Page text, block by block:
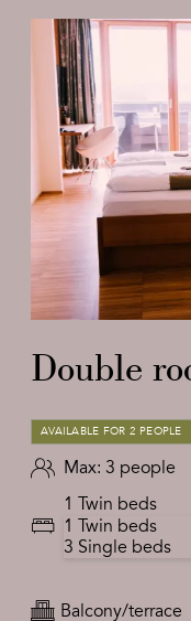
Double
AVAILABLE FOR 2 PEOPLE
Max: 3 people
1 Twin beds
1 Twin beds
3 Single beds
Balcony/terrace